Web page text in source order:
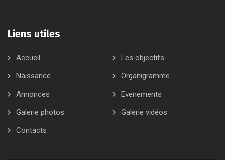
Liens utiles
Accueil
Les objectifs
Naissance
Organigramme
Annonces
Evenements
Galerie photos
Galerie vidéos
Contacts